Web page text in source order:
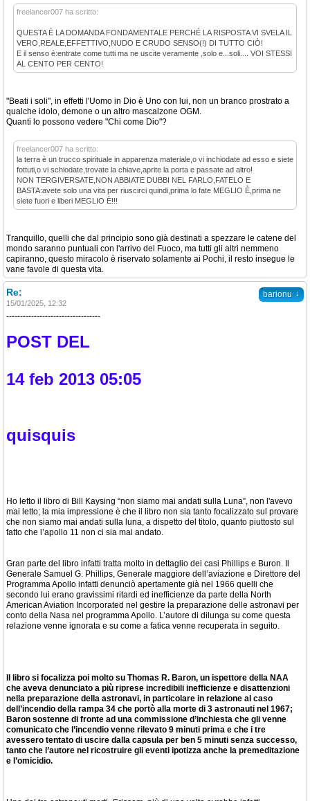
freelancer007 ha scritto:
QUESTA È LA DOMANDA FONDAMENTALE PERCHÉ LA RISPOSTA VI SVELA IL
VERO,REALE,EFFETTIVO,NUDO E CRUDO SENSO(!) DI TUTTO CIÒ!
E il senso è:entrate come tutti ma ne uscite veramente ,solo e...soli.... VOI STESSI
AL CENTO PER CENTO!
"Beati i soli", in effetti l'Uomo in Dio è Uno con lui, non un branco prostrato a
qualche idolo, demone o un altro mascalzone OGM.
Quanti lo possono vedere "Chi come Dio"?
freelancer007 ha scritto:
la terra è un trucco spirituale in apparenza materiale,o vi inchiodate ad esso e siete
fottuti,o vi schiodate,trovate la chiave,aprite la porta e passate ad altro!
NON TERGIVERSATE,NON ABBIATE DUBBI NEL FARLO,FATELO E
BASTA:avete solo una vita per riuscirci quindi,prima lo fate MEGLIO È,prima ne
siete fuori e liberi MEGLIO È!!!
Tranquillo, quelli che dal principio sono già destinati a spezzare le catene del
mondo saranno puntuali con l'arrivo del Fuoco, ma tutti gli altri nemmeno
capiranno, questo miracolo è riservato solamente ai Pochi, il resto insegue le
vane favole di questa vita.
barionu ↓
Re:
15/01/2025, 12:32
----------------------------------
POST DEL
14 feb 2013 05:05
quisquis
Ho letto il libro di Bill Kaysing “non siamo mai andati sulla Luna”, non l'avevo
mai letto; la mia impressione è che il libro non sia tanto focalizzato sul provare
che non siamo mai andati sulla luna, a dispetto del titolo, quanto piuttosto sul
fatto che l’apollo 11 non ci sia mai andato.
Gran parte del libro infatti tratta molto in dettaglio dei casi Phillips e Buron. Il
Generale Samuel G. Phillips, Generale maggiore dell’aviazione e Direttore del
Programma Apollo infatti denunciò apertamente già nel 1966 quelli che
secondo lui erano gravissimi ritardi ed inefficienze da parte della North
American Aviation Incorporated nel gestire la preparazione delle astronavi per
conto della Nasa nel programma Apollo. L’autore di dilunga su come questa
relazione venne ignorata e su come a fatica venne recuperata in seguito.
Il libro si focalizza poi molto su Thomas R. Baron, un ispettore della NAA
che aveva denunciato a più riprese incredibili inefficienze e disattenzioni
nella preparazione della astronavi, in particolare in relazione al caso
dell’incendio della rampa 34 che portò alla morte di 3 astronauti nel 1967;
Baron sostenne di fronte ad una commissione d’inchiesta che gli venne
comunicato che l’incendio venne rilevato 9 minuti prima e che i tre
avessero tentato di uscire dalla capsula per ben 5 minuti senza successo,
tanto che l’autore nel ricostruire gli eventi ipotizza anche la premeditazione
e l’omicidio.